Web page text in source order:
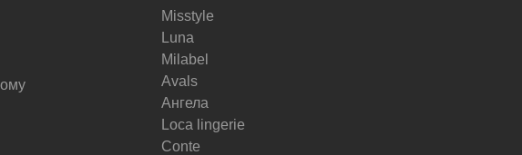
Misstyle
Luna
Milabel
Avals
Ангела
Loca lingerie
Conte